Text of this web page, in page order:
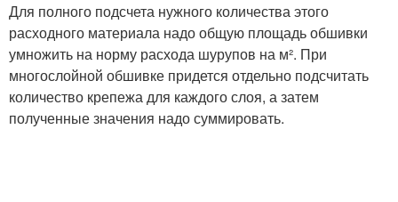
Для полного подсчета нужного количества этого
расходного материала надо общую площадь обшивки
умножить на норму расхода шурупов на м². При
многослойной обшивке придется отдельно подсчитать
количество крепежа для каждого слоя, а затем
полученные значения надо суммировать.